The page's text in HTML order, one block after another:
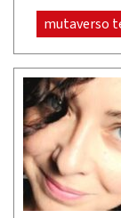
mutaverso